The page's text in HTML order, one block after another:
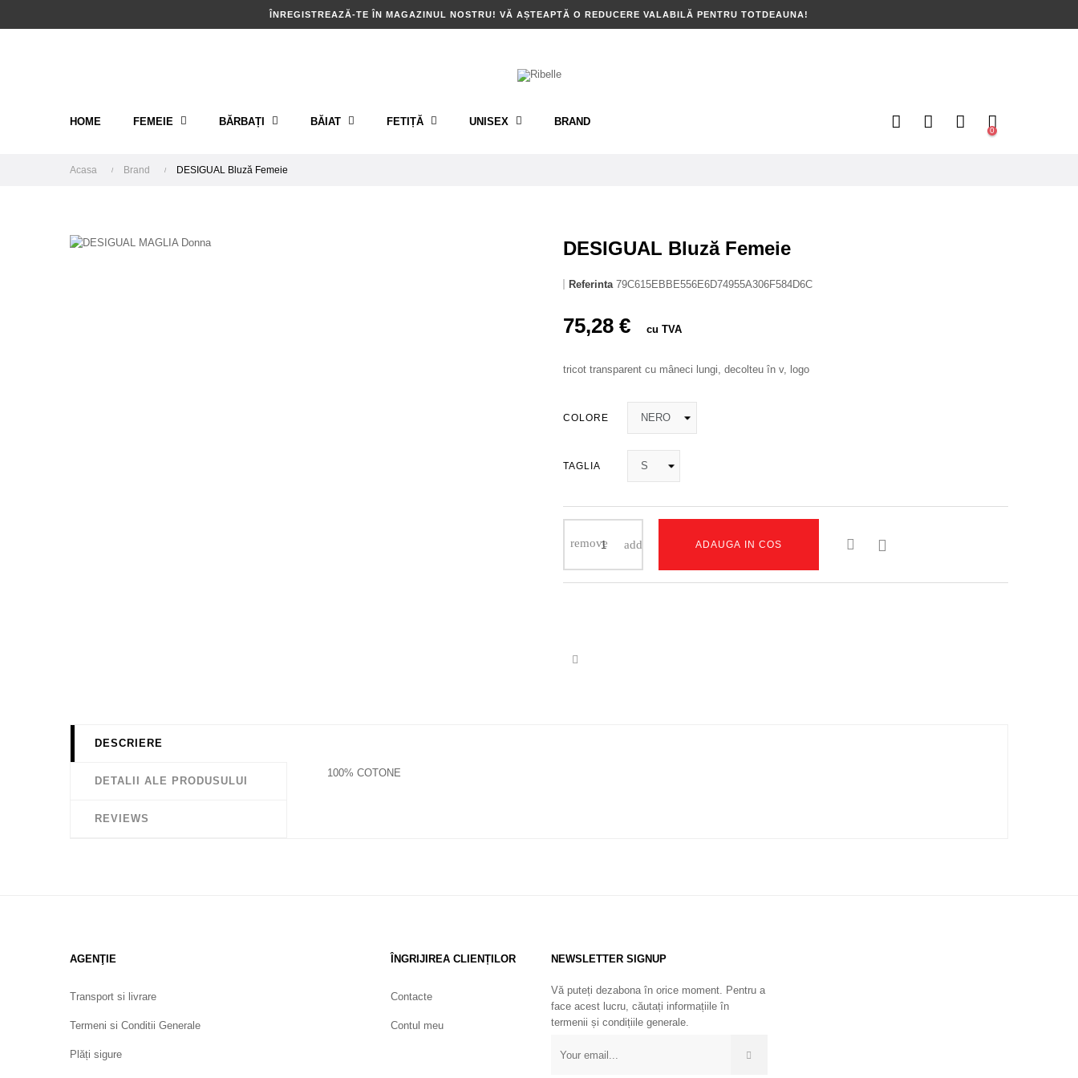
ÎNREGISTREAZĂ-TE ÎN MAGAZINUL NOSTRU! VĂ AȘTEAPTĂ O REDUCERE VALABILĂ PENTRU TOTDEAUNA!
HOME FEMEIE BĂRBAȚI BĂIAT FETIȚĂ UNISEX BRAND
0
Acasa Brand DESIGUAL Bluză Femeie
DESIGUAL Bluză Femeie
Referinta 79C615EBBE556E6D74955A306F584D6C
75,28 € cu TVA
tricot transparent cu mâneci lungi, decolteu în v, logo
COLORE
TAGLIA
ADAUGA IN COS 
DESCRIERE
DETALII ALE PRODUSULUI
REVIEWS
100% COTONE
AGENŢIE
Transport si livrare
Termeni si Conditii Generale
Plăți sigure
ÎNGRIJIREA CLIENȚILOR
Contacte
Contul meu
NEWSLETTER SIGNUP
Vă puteți dezabona în orice moment. Pentru a
face acest lucru, căutați informațiile în
termenii și condițiile generale.